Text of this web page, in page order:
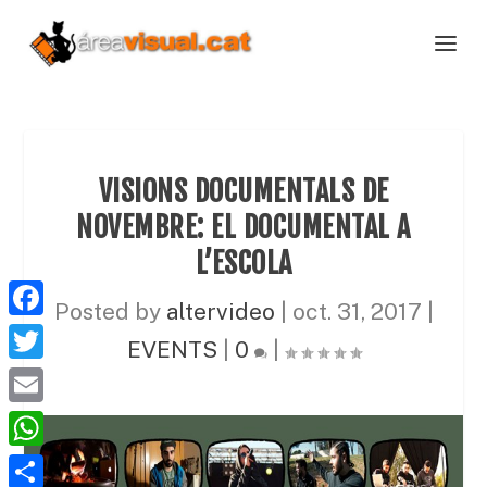
VISIONS DOCUMENTALS DE
NOVEMBRE: EL DOCUMENTAL A
L’ESCOLA
Posted by altervideo oct. 31, 2017
EVENTS
0 |
F
a
c
e
b
T
w
i
t
E
m
W